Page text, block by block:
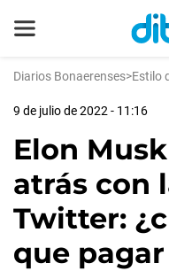
Diarios Bonaerenses>Estilo
9 de julio de 2022 - 11:16
Elon
atrás con
Twitter:
que